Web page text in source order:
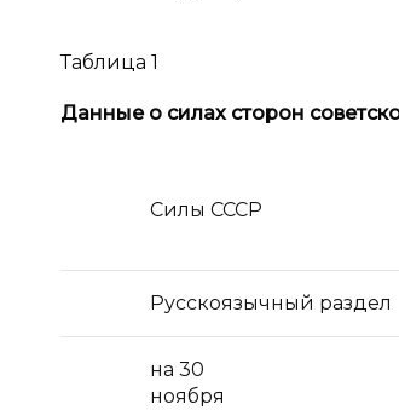
Таблица 1
Данные о силах сторон
Силы СССР
Русскоязычный раздел
на 30
ноября